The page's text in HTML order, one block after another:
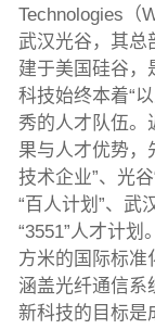
Technologies（
武汉光谷，其总
建于美国硅谷，
科技始终本着“
秀的人才队伍。
果与人才优势，
技术企业”、光
“百人计划”、武
“3551”人才计
方米的国际标准
涵盖光纤通信系
新科技的目标是